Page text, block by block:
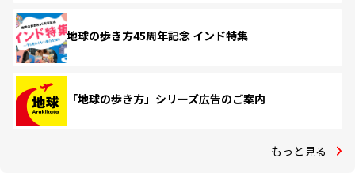
地球の歩き方45周年記念 インド特集
「地球の歩き方」シリーズ広告のご案内
もっと見る